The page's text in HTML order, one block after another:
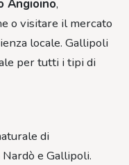
Angioino,
o visitare il mercato
locale. Gallipoli
per tutti i tipi di
di
e Gallipoli.